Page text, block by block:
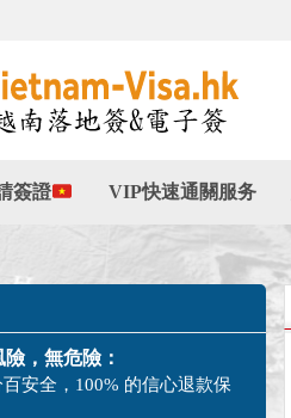
簽證 VIP快速通關服务
險，無危險：
安全，100% 的信心退款保